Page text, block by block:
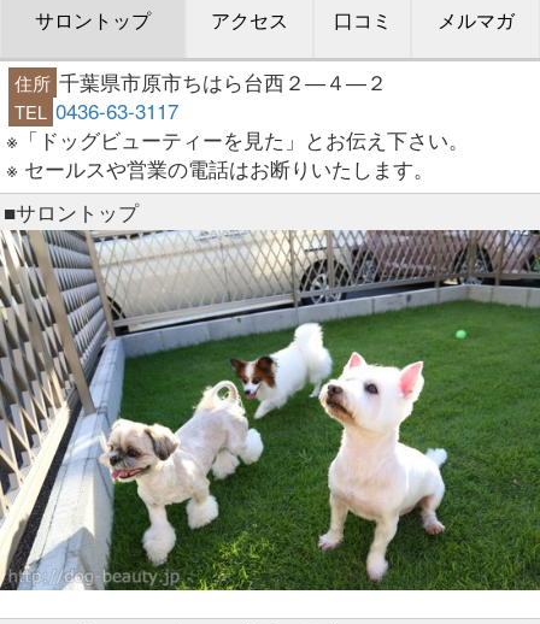
サロントップ アクセス 口コミ メルマガ
住所 千葉県市原市ちはら台西２―４―２
TEL 0436-63-3117
※「ドッグビューティーを見た」とお伝え下さい。
※ セールスや営業の電話はお断りいたします。
■サロントップ